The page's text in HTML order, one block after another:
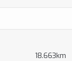
18.663km